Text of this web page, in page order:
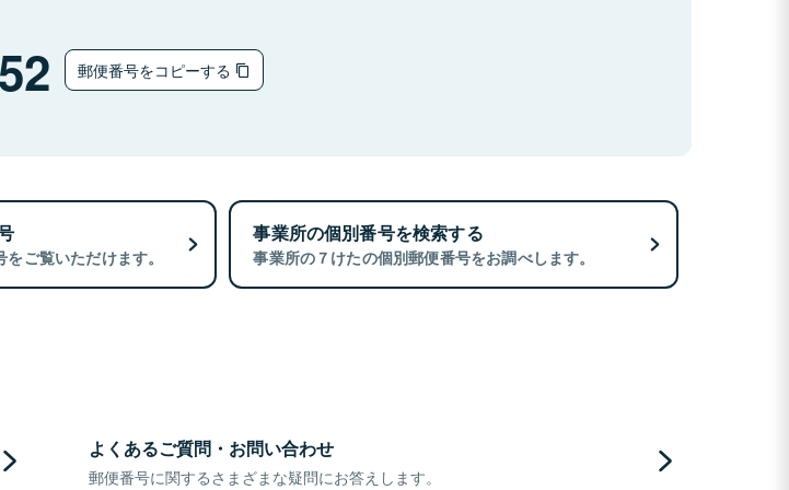
郵便番号をコピーする
ご覧いただけます。
事業所の個別番号を検索する
事業所の７けたの個別郵便番号をお調べします。
よくあるご質問・お問い合わせ
郵便番号に関するさまざまな疑問にお答えします。